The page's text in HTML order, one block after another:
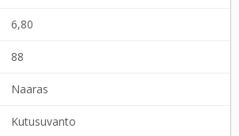
6,80
88
Naaras
Kutusuvanto